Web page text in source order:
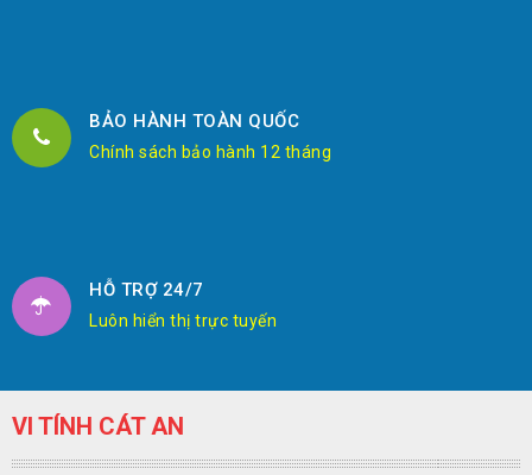
BẢO HÀNH TOÀN QUỐC
Chính sách bảo hành 12 tháng
HỖ TRỢ 24/7
Luôn hiển thị trực tuyến
VI TÍNH CÁT AN